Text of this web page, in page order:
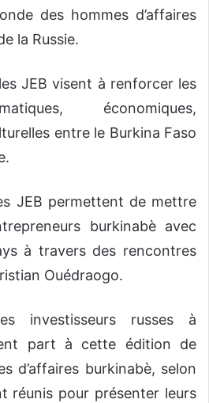
des hommes d’affaires
la Russie.
JEB visent à renforcer les
économiques,
entre le Burkina Faso
JEB permettent de mettre
burkinabè avec
à travers des rencontres
Ouédraogo.
investisseurs russes à
part à cette édition de
d’affaires burkinabè, selon
réunis pour présenter leurs